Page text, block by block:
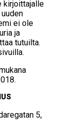
kirjoittajalle
ei ole
ja
tutuilta.
5,